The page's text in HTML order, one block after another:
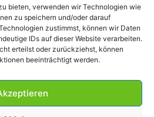
bieten, verwenden wir Technologien wie
zu speichern und/oder darauf
zustimmst, können wir Daten
IDs auf dieser Website verarbeiten.
erteilst oder zurückziehst, können
beeinträchtigt werden.